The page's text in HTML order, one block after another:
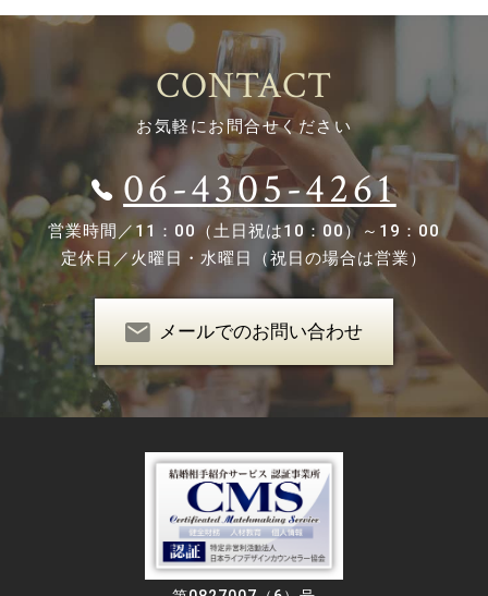
CONTACT
お気軽にお問合せください
06-4305-4261
営業時間／11：00（土日祝は10：00）～19：00
定休日／火曜日・水曜日（祝日の場合は営業）
メールでのお問い合わせ